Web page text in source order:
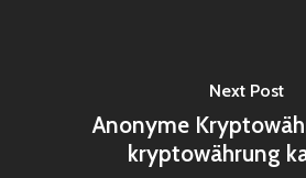
Next Post
Anonyme
kryptowährung